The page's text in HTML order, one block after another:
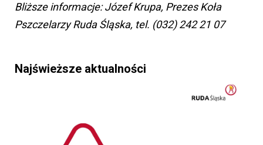
Bliższe informacje: Józef Krupa, Prezes Koła
Pszczelarzy Ruda Śląska, tel. (032) 242 21 07
Najświeższe aktualności